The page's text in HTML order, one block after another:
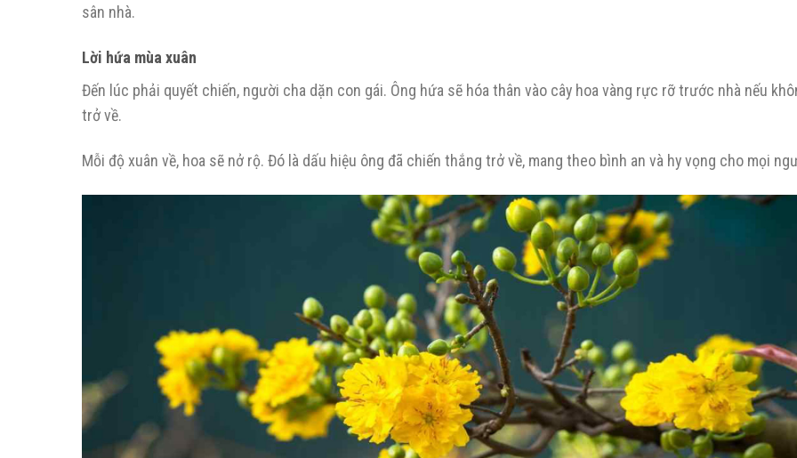
sân nhà.
Lời hứa mùa xuân
Đến lúc phải quyết chiến, người cha dặn con gái. Ông hứa sẽ hóa thân vào cây hoa vàng rực rỡ trước nhà nếu
trở về.
Mỗi độ xuân về, hoa sẽ nở rộ. Đó là dấu hiệu ông đã chiến thắng trở về, mang theo bình an và hy vọng cho mọi